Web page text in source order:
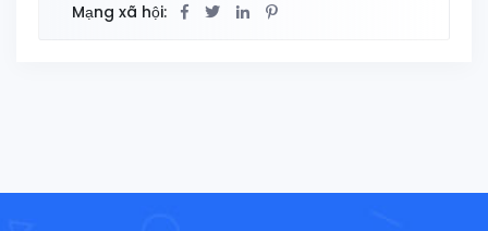
Mạng xã hội: